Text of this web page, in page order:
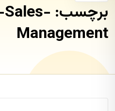
برچسب:
Management